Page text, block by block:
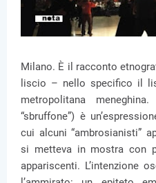
Milano. È il racconto
liscio – nello specifico il
metropolitana
“sbruffone”) è
cui alcuni “ambrosianisti”
si metteva in mostra con
appariscenti. L’intenzione